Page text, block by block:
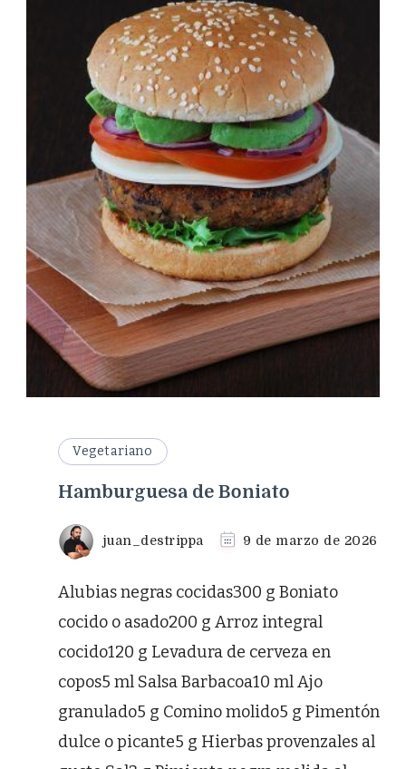
Vegetariano
Hamburguesa de Boniato
juan_destrippa 9 de marzo de 2026
Alubias negras cocidas300 g Boniato
cocido o asado200 g Arroz integral
cocido120 g Levadura de cerveza en
copos5 ml Salsa Barbacoa10 ml Ajo
granulado5 g Comino molido5 g Pimentón
dulce o picante5 g Hierbas provenzales al